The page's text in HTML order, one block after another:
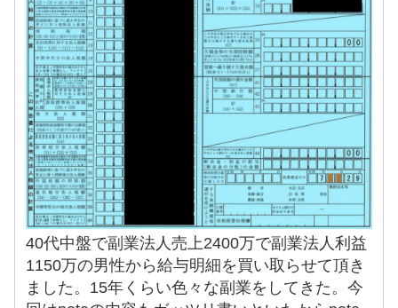
40代中盤で副業法人売上2400万で副業法人利益
1150万の男性から給与明細を買い取らせて頂き
ました。15年くらい色々な副業をしてきた。今